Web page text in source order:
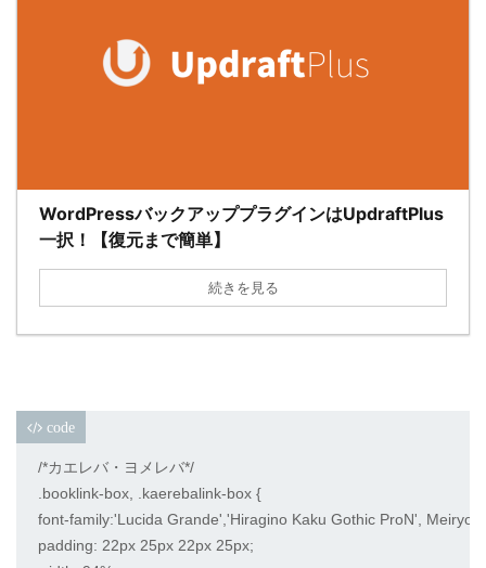
WordPressバックアッププラグインはUpdraftPlus
一択！【復元まで簡単】
続きを見る
/*カエレバ・ヨメレバ*/
.booklink-box, .kaerebalink-box {
font-family:'Lucida Grande','Hiragino Kaku Gothic ProN', Meiryo,
padding: 22px 25px 22px 25px;